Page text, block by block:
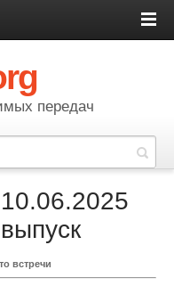
передач
встречи